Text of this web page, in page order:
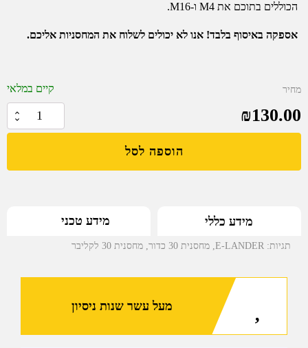
הכוללים בתוכם את M4 ו-M16.
אספקה באיסוף בלבד! אנו לא יכולים לשלוח את המחסניות אליכם.
מחיר
₪130.00
קיים במלאי
של
30
בעיצוב
M4\M16\AR15
הוספה לסל
מידע כללי מידע טכני
תגיות: E-LANDER מחסנית 30 כדור מחסנית 30 לקליבר
מעל עשר שנות ניסיון